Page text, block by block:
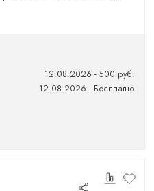
12.08.2026 - 500 руб.
12.08.2026 - Бесплатно